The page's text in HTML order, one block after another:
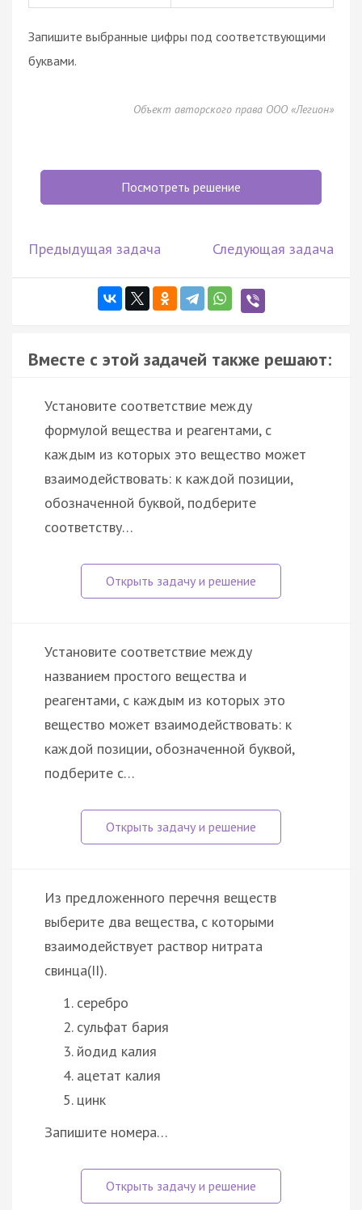
Запишите выбранные цифры под соответствующими
буквами.
Объект авторского права ООО «Легион»
Посмотреть решение
Предыдущая задача Следующая задача
Вместе с этой задачей также решают:
Установите соответствие между
формулой вещества и реагентами, с
каждым из которых это вещество может
взаимодействовать: к каждой позиции,
обозначенной буквой, подберите
соответству…
Установите соответствие между
названием простого вещества и
реагентами, с каждым из которых это
вещество может взаимодействовать: к
каждой позиции, обозначенной буквой,
подберите с…
Из предложенного перечня веществ
выберите два вещества, с которыми
взаимодействует раствор нитрата
свинца(II).
серебро
сульфат бария
йодид калия
ацетат калия
цинк
Запишите номера…